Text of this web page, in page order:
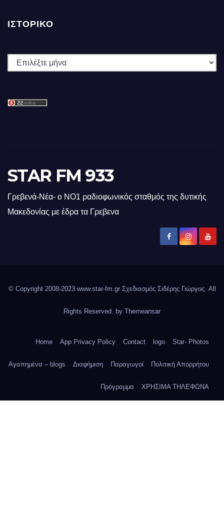
ΙΣΤΟΡΙΚΌ
Ιστορικό
STAR FM 933
Γρεβενά-Νέα- ο ΝΟ1 ραδιοφωνικός σταθμός της δυτικής
Μακεδονίας με έδρα τα Γρεβενα
© Copyright 2008-2023 www.star-fm.gr Σχεδιασμός Σιδέρης Γιώργος. All
Rights Reserved. by Themeansar
Home App Privacy Policy Contact logo Star- Photos
Αγαπημένα – blogs Διαφήμιση Παραγωγοί Πολιτική Απορρήτου
Πρόγραμμα ΧΡΗΣΙΜΑ ΤΗΛΕΦΩΝΑ